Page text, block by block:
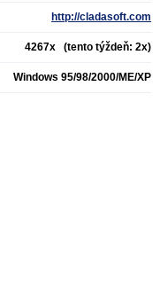
http://cladasoft.com
4267x (tento týždeň: 2x)
Windows 95/98/2000/ME/XP